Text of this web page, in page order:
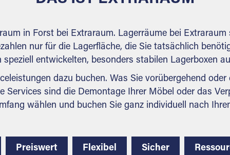
in Forst bei Extraraum. Lagerräume bei
nur für die Lagerfläche, die Sie tatsächlich
speziell entwickelten, besonders stabilen Lagerboxen
dazu buchen. Was Sie vorübergehend
Services sind die Demontage Ihrer Möbel oder das
wählen und buchen Sie ganz individuell nach
Preiswert Flexibel Sicher